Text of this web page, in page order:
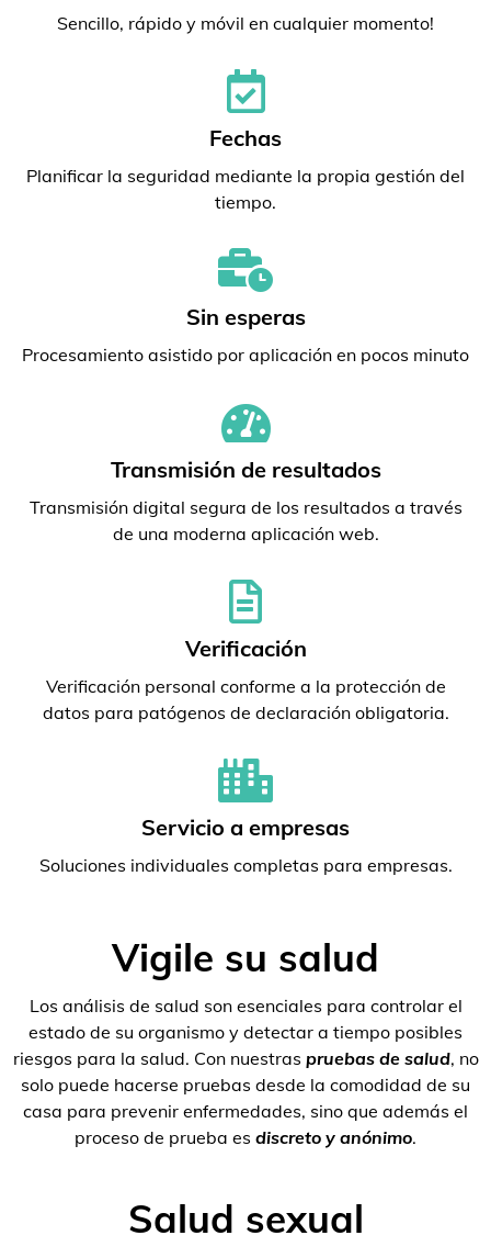
Sencillo, rápido y móvil en cualquier momento!
Fechas
Planificar la seguridad mediante la propia gestión del
tiempo.
Sin esperas
Procesamiento asistido por aplicación en pocos minuto
Transmisión de resultados
Transmisión digital segura de los resultados a través
de una moderna aplicación web.
Verificación
Verificación personal conforme a la protección de
datos para patógenos de declaración obligatoria.
Servicio a empresas
Soluciones individuales completas para empresas.
Vigile su salud
Los análisis de salud son esenciales para controlar el
estado de su organismo y detectar a tiempo posibles
riesgos para la salud. Con nuestras pruebas de salud, no
solo puede hacerse pruebas desde la comodidad de su
casa para prevenir enfermedades, sino que además el
proceso de prueba es discreto y anónimo.
Salud sexual